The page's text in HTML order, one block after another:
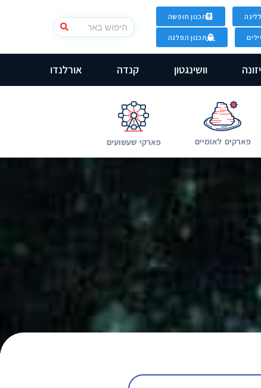
תכנון חופשה
תכנון הפלגה
וושינגטון קנדה אורלנדו
פארקים לאומיים פארקי שעשועים